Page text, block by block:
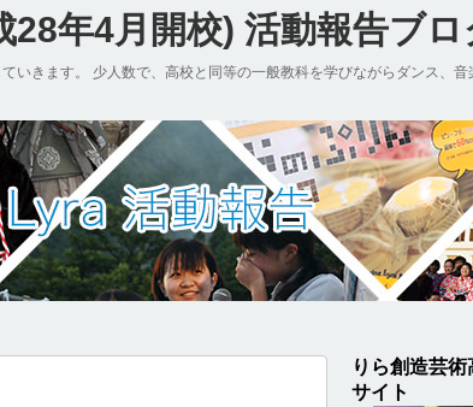
28年4月開校) 活動報告ブロ
いきます。 少人数で、高校と同等の一般教科を学びながらダンス、
りら創造芸
サイト